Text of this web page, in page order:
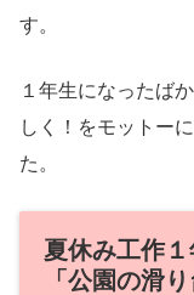
す。
１年生になったば
しく！をモットー
た。
夏休み工作
「公園の滑り